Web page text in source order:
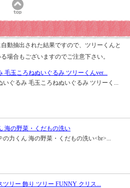
動抽出された結果ですので、ツリーくんと
場合もございますのでご注意下さい。
毛玉ころねぬいぐるみ ツリーくんver...
ぐるみ 毛玉ころねぬいぐるみ ツリーく...
海の野菜・くだもの洗い
力くん 海の野菜・くだもの洗い<br>...
リー 飾り ツリー FUNNY クリス...